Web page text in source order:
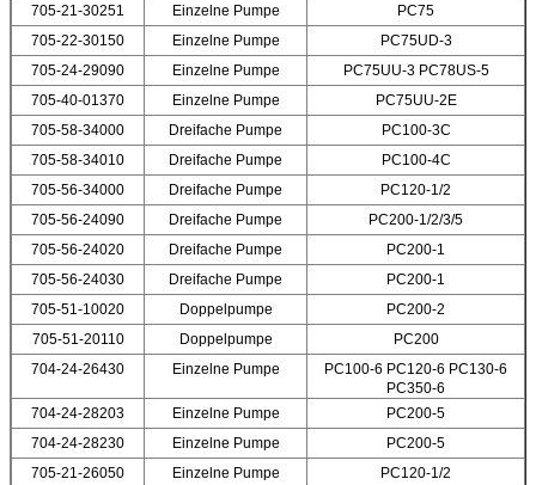
705-21-30251
Einzelne Pumpe
PC75
705-22-30150
Einzelne Pumpe
PC75UD-3
705-24-29090
Einzelne Pumpe
PC75UU-3 PC78US-5
705-40-01370
Einzelne Pumpe
PC75UU-2E
705-58-34000
Dreifache Pumpe
PC100-3C
705-58-34010
Dreifache Pumpe
PC100-4C
705-56-34000
Dreifache Pumpe
PC120-1/2
705-56-24090
Dreifache Pumpe
PC200-1/2/3/5
705-56-24020
Dreifache Pumpe
PC200-1
705-56-24030
Dreifache Pumpe
PC200-1
705-51-10020
Doppelpumpe
PC200-2
705-51-20110
Doppelpumpe
PC200
704-24-26430
Einzelne Pumpe
PC100-6 PC120-6 PC130-6
PC350-6
704-24-28203
Einzelne Pumpe
PC200-5
704-24-28230
Einzelne Pumpe
PC200-5
705-21-26050
Einzelne Pumpe
PC120-1/2